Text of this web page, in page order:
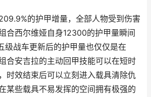
的护甲增量，全部人物受到伤害
合西尔维娅自身12300的护甲量瞬间
战车更新后的护甲量也仅仅是在
合安吉拉的主动回甲技能可以在短时
时效结束后可以立刻进入载具清除仇
某些载具不易发挥的空间拥有极强的